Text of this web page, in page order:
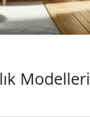
Modelleri